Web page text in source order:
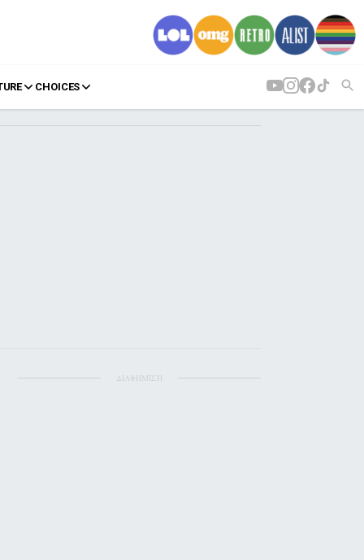
CHOICES
ΔΙΑΦΗΜΙΣΗ